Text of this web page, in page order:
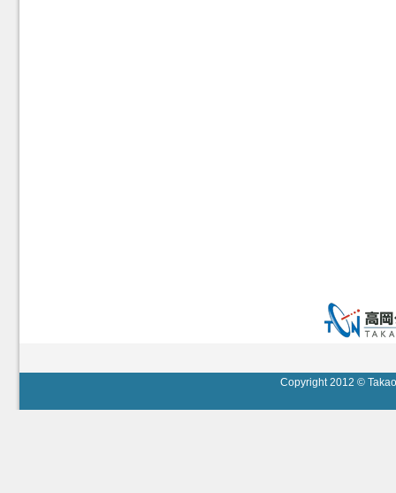
Copyright 2012 ©